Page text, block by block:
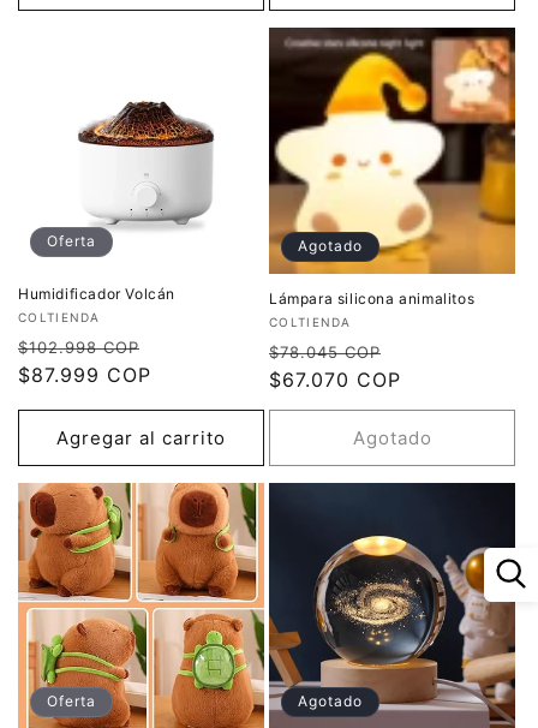
Oferta
Humidificador Volcán
Proveedor:
COLTIENDA
Precio
habitual
$102.998 COP
oferta
$87.999 COP
Agregar al carrito
Agotado
Lámpara silicona animalitos
Proveedor:
COLTIENDA
Precio
habitual
$78.045 COP
de
oferta
$67.070 COP
Agotado
Oferta Agotado